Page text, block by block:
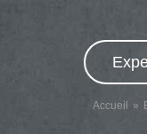
Accueil